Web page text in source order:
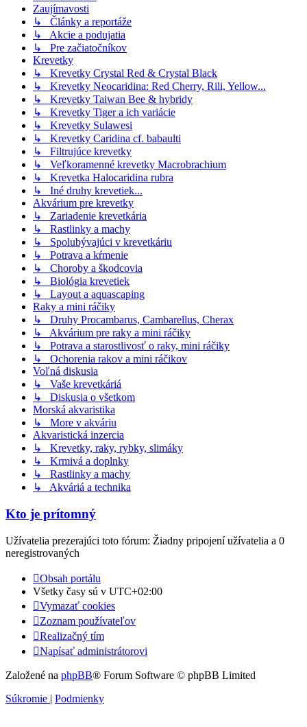
Zaujímavosti
↳ Články a reportáže
↳ Akcie a podujatia
↳ Pre začiatočníkov
Krevetky
↳ Krevetky Crystal Red & Crystal Black
↳ Krevetky Neocaridina: Red Cherry, Rili, Yellow...
↳ Krevetky Taiwan Bee & hybridy
↳ Krevetky Tiger a ich variácie
↳ Krevetky Sulawesi
↳ Krevetky Caridina cf. babaulti
↳ Filtrujúce krevetky
↳ Veľkoramenné krevetky Macrobrachium
↳ Krevetka Halocaridina rubra
↳ Iné druhy krevetiek...
Akvárium pre krevetky
↳ Zariadenie krevetkária
↳ Rastlinky a machy
↳ Spolubývajúci v krevetkáriu
↳ Potrava a kŕmenie
↳ Choroby a škodcovia
↳ Biológia krevetiek
↳ Layout a aquascaping
Raky a mini ráčiky
↳ Druhy Procambarus, Cambarellus, Cherax
↳ Akvárium pre raky a mini ráčiky
↳ Potrava a starostlivosť o raky, mini ráčiky
↳ Ochorenia rakov a mini ráčikov
Voľná diskusia
↳ Vaše krevetkáriá
↳ Diskusia o všetkom
Morská akvaristika
↳ More v akváriu
Akvaristická inzercia
↳ Krevetky, raky, rybky, slimáky
↳ Krmivá a doplnky
↳ Rastlinky a machy
↳ Akváriá a technika
Kto je prítomný
Užívatelia prezerajúci toto fórum: Žiadny pripojení užívatelia a 0
neregistrovaných
Obsah portálu
Všetky časy sú v UTC+02:00
Vymazať cookies
Zoznam používateľov
Realizačný tím
Napísať administrátorovi
Založené na phpBB® Forum Software © phpBB Limited
Súkromie | Podmienky